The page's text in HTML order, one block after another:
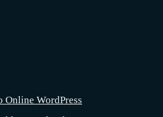
Online WordPress